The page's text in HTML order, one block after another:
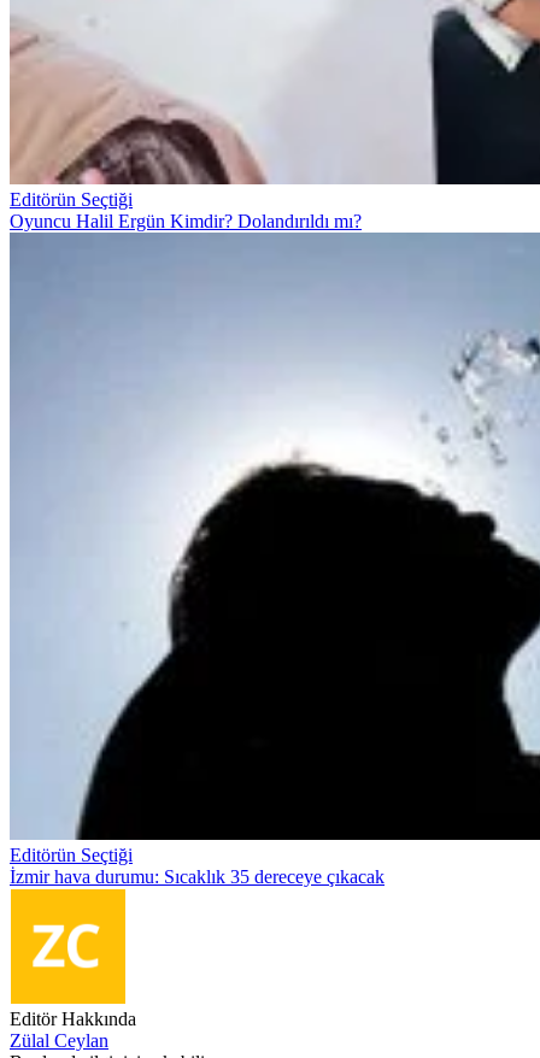
Editörün Seçtiği
Oyuncu Halil Ergün Kimdir? Dolandırıldı mı?
Editörün Seçtiği
İzmir hava durumu: Sıcaklık 35 dereceye çıkacak
Editör Hakkında
Zülal Ceylan